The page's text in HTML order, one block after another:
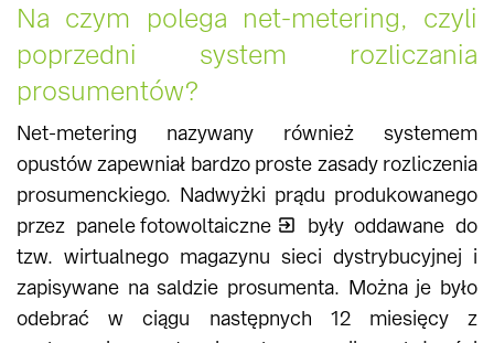
Na czym polega net-metering, czyli
poprzedni system rozliczania
prosumentów?
Net-metering nazywany również systemem
opustów zapewniał bardzo proste zasady rozliczenia
prosumenckiego. Nadwyżki prądu produkowanego
przez panele fotowoltaiczne
były oddawane do
tzw. wirtualnego magazynu sieci dystrybucyjnej i
zapisywane na saldzie prosumenta. Można je było
odebrać w ciągu następnych 12 miesięcy z